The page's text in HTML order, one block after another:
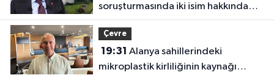
soruşturmasında iki isim hakkında
yeni karar
Çevre
19:31
mikroplastik kirliliğinin kaynağı